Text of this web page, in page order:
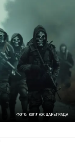
ФОТО: КОЛЛАЖ ЦАРЬГРАДА